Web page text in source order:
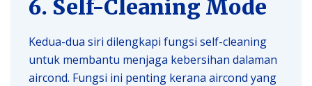
6. Self-Cleaning Mode
Kedua-dua siri dilengkapi fungsi self-cleaning
untuk membantu menjaga kebersihan dalaman
aircond. Fungsi ini penting kerana aircond yang